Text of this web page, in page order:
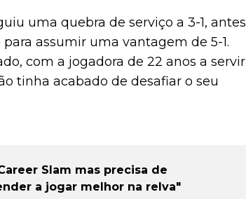
uma quebra de serviço a 3-1, antes
assumir uma vantagem de 5-1.
com a jogadora de 22 anos a servir
tinha acabado de desafiar o seu
Slam mas precisa de
a jogar melhor na relva"